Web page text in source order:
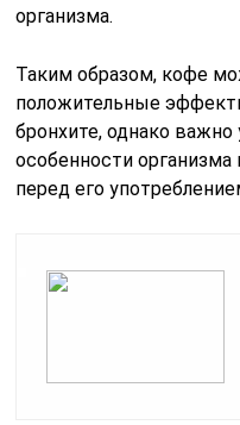
организма.
Таким образом, кофе
положительные
бронхите, однако
особенности
перед его